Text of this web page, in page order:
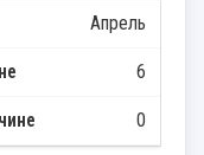
Апрель
6
0